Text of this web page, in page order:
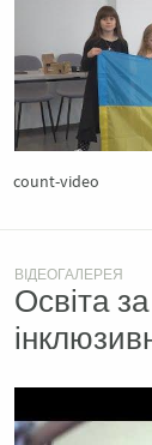
count-video
ВІДЕОГАЛЕРЕЯ
Освіта